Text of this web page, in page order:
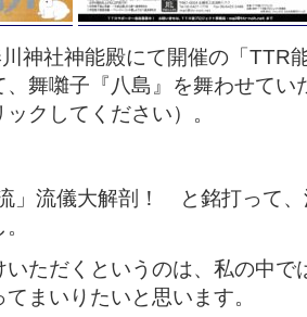
神社神能殿にて開催の「TTR
舞囃子『八島』を舞わせてい
ックしてください）。
」流儀大解剖！ と銘打って
いただくというのは、私の中で
まいりたいと思います。